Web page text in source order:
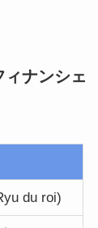
ナンシェ
du roi)